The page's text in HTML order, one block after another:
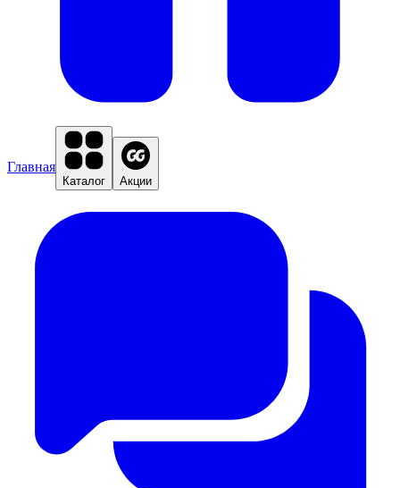
Главная
Каталог Акции